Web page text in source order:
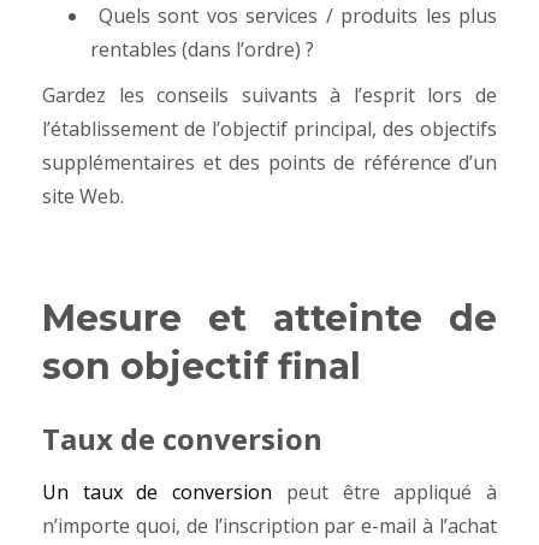
Quels sont vos services / produits les plus
rentables (dans l’ordre) ?
Gardez les conseils suivants à l’esprit lors de
l’établissement de l’objectif principal, des objectifs
supplémentaires et des points de référence d’un
site Web.
Mesure et atteinte de
son objectif final
Taux de conversion
Un taux de conversion peut être appliqué à
n’importe quoi, de l’inscription par e-mail à l’achat